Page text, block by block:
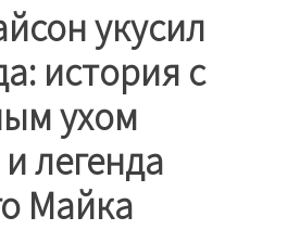
укусил
история с
ухом
легенда
Майка